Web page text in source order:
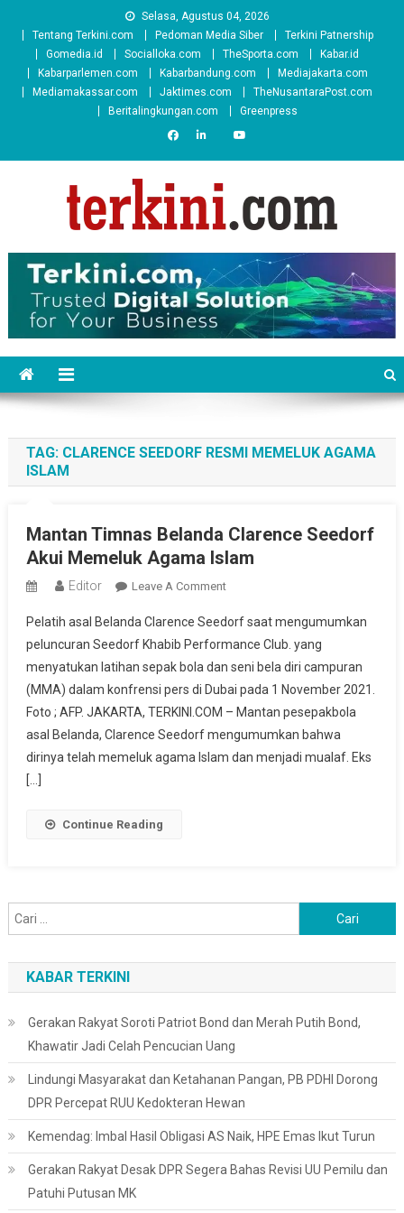
Selasa, Agustus 04, 2026
Tentang Terkini.com
Pedoman Media Siber
Terkini Patnership
Gomedia.id
Socialloka.com TheSporta.com
Kabar.id
Kabarparlemen.com
Kabarbandung.com
Mediajakarta.com
Mediamakassar.com
Jaktimes.com
TheNusantaraPost.com
Beritalingkungan.com
Greenpress
TAG: CLARENCE SEEDORF RESMI MEMELUK AGAMA
ISLAM
Mantan Timnas Belanda Clarence Seedorf
Akui Memeluk Agama Islam
Editor Leave A CommentOn
Timnas
Belanda
Clarence
Seedorf
Akui
Memeluk
Agama
Pelatih asal Belanda Clarence Seedorf saat mengumumkan
peluncuran Seedorf Khabib Performance Club. yang
menyatukan latihan sepak bola dan seni bela diri campuran
(MMA) dalam konfrensi pers di Dubai pada 1 November 2021.
Foto ; AFP. JAKARTA, TERKINI.COM – Mantan pesepakbola
asal Belanda, Clarence Seedorf mengumumkan bahwa
dirinya telah memeluk agama Islam dan menjadi mualaf. Eks
[…]
Continue Reading
untuk:
KABAR TERKINI
Gerakan Rakyat Soroti Patriot Bond dan Merah Putih Bond,
Khawatir Jadi Celah Pencucian Uang
Lindungi Masyarakat dan Ketahanan Pangan, PB PDHI Dorong
DPR Percepat RUU Kedokteran Hewan
Kemendag: Imbal Hasil Obligasi AS Naik, HPE Emas Ikut Turun
Gerakan Rakyat Desak DPR Segera Bahas Revisi UU Pemilu dan
Patuhi Putusan MK